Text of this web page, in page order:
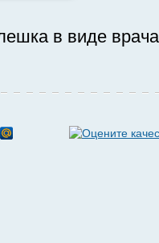
в виде врача